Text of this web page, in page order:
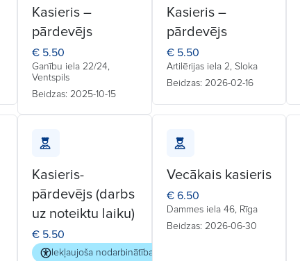
Kasieris –
pārdevējs
€ 5.50
Ganību iela 22/24,
Ventspils
Beidzas: 2025-10-15
Kasieris –
pārdevējs
€ 5.50
Artilērijas iela 2, Sloka
Beidzas: 2026-02-16
Kasieris-
pārdevējs (darbs
uz noteiktu laiku)
€ 5.50
Iekļaujoša nodarbinātība
Vecākais kasieris
€ 6.50
Dammes iela 46, Rīga
Beidzas: 2026-06-30